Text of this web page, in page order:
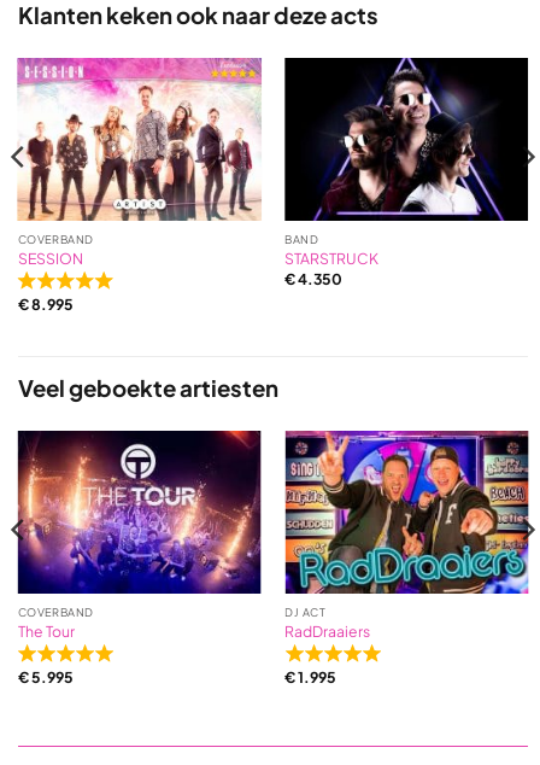
Klanten keken ook naar deze acts
COVERBAND
SESSION
Rated
5,0
5
based
on
17
ratings
€8.995
BAND
STARSTRUCK
€4.350
Veel geboekte artiesten
COVERBAND
The Tour
Rated
5,0
€5.995
DJ ACT
RadDraaiers
Rated
5,0
€1.995